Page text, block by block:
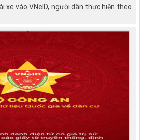
xe vào VNeID, người dân thực hiện theo